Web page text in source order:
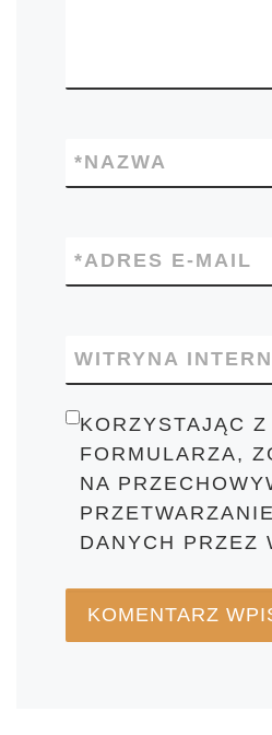
NAZWA
*
ADRES E-MAIL
*
WITRYNA
KORZYSTAJĄC Z
FORMULARZA,
NA
DANYCH PRZEZ